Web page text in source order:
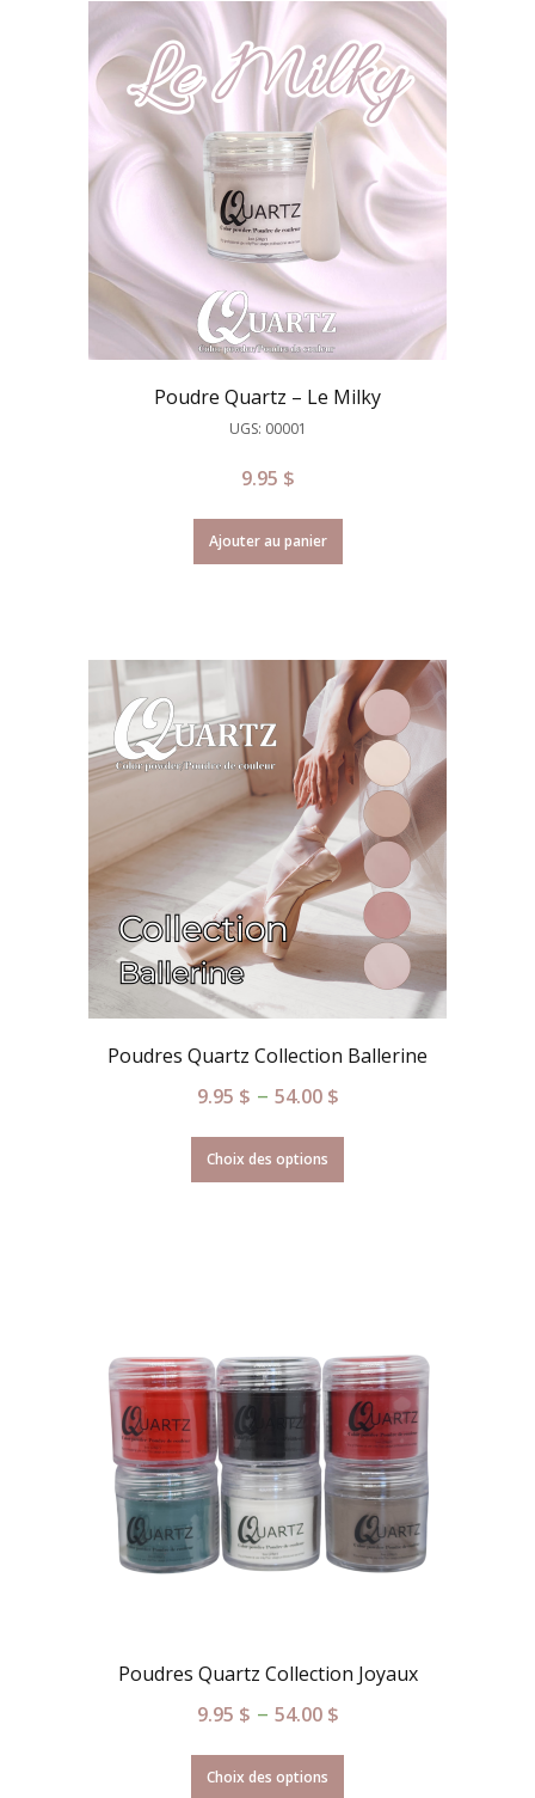
Poudre Quartz – Le Milky
UGS: 00001
9.95 $
Ajouter au panier
Poudres Quartz Collection Ballerine
9.95 $ – 54.00 $
Choix des options
Poudres Quartz Collection Joyaux
9.95 $ – 54.00 $
Choix des options